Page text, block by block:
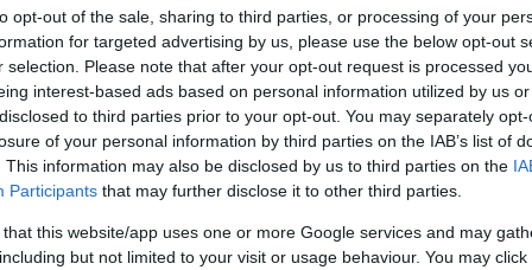
opt-out of the sale, sharing to third parties, or processing of your
for targeted advertising by us, please use the below opt-out
selection. Please note that after your opt-out request is processed
interest-based ads based on personal information utilized by us
to third parties prior to your opt-out. You may separately
of your personal information by third parties on the IAB’s list of
This information may also be disclosed by us to third parties on the
Participants that may further disclose it to other third parties.
that this website/app uses one or more Google services and may
but not limited to your visit or usage behaviour. You may
ferrea” (al termine dei quali appunto venivano
e veniva monitorata l’attività cerebrale
uomini risultavano eccedere maggiormente
successivi.Le donne invece risultavano
.
e fame emotiva, come distinguerle